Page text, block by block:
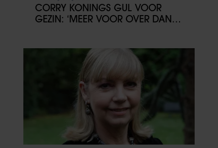
CORRY KONINGS GUL VOOR
GEZIN: ‘MEER VOOR OVER DAN